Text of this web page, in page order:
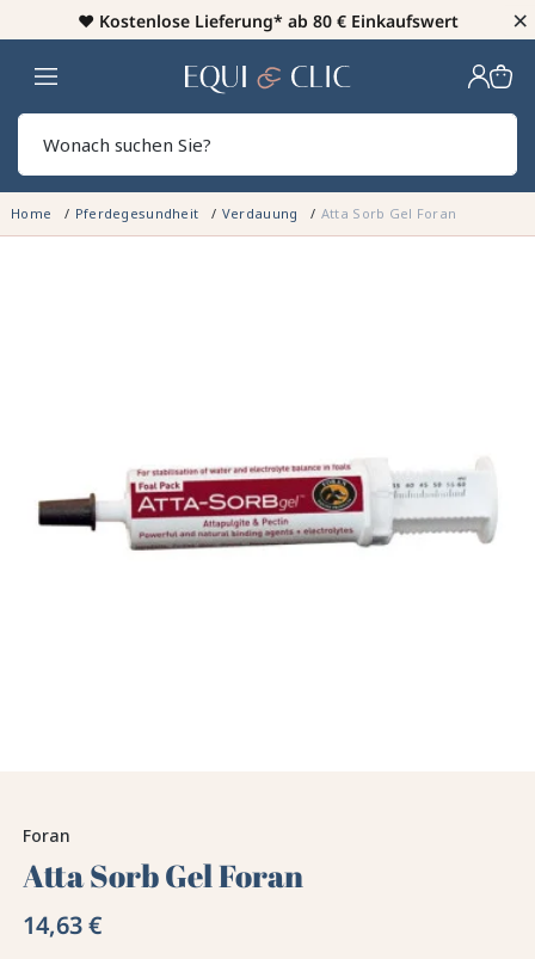
♥️ Kostenlose Lieferung* ab 80 € Einkaufswert ×
Heim
Home Pferdegesundheit Verdauung Atta Sorb Gel Foran
Foran
Atta Sorb Gel Foran
14,63 €